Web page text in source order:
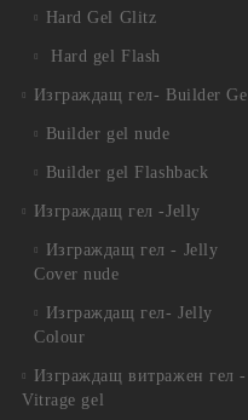
Hard Gel Glitz
Hard gel Flash
Изграждащ гел- Builder Gel
Builder gel nude
Builder gel Flashback
Изграждащ гел -Jelly
Изграждащ гел - Jelly
Cover nude
Изграждащ гел- Jelly
Colour
Изграждащ витражен гел -
Vitrage gel